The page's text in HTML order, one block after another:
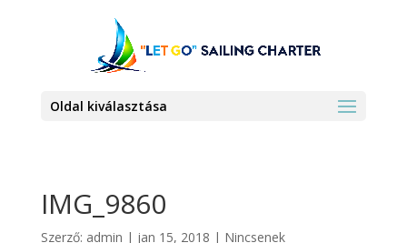
Oldal kiválasztása
IMG_9860
Szerző: admin | jan 15, 2018 | Nincsenek